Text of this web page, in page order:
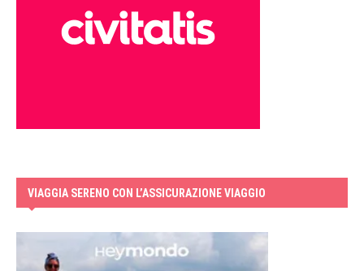
VIAGGIA SERENO CON L’ASSICURAZIONE VIAGGIO